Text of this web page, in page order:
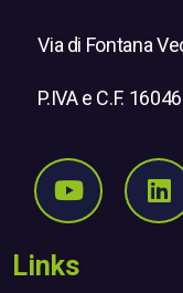
Via di Fontana
P.IVA e C.F.
Seguici
Links